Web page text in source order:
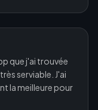
que j'ai trouvée
serviable. J'ai
la meilleure pour